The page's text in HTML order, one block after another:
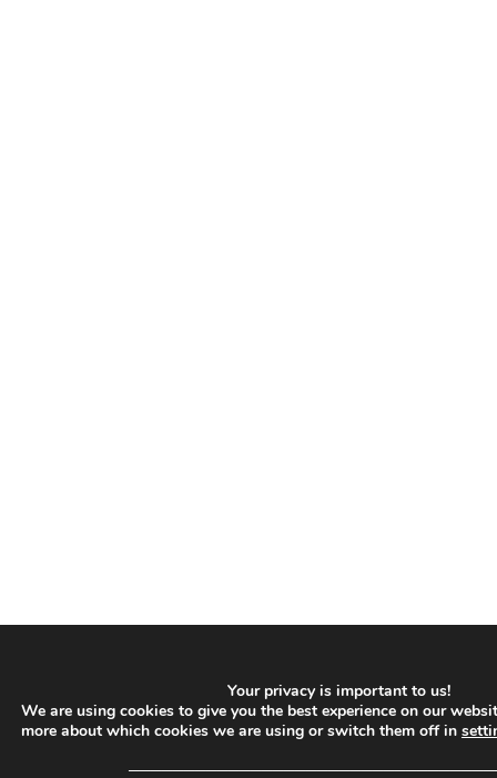
Your privacy is important to us!
We are using cookies to give you the best experience on our
more about which cookies we are using or switch them off in